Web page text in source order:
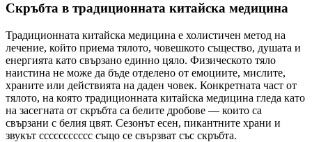
Скръбта в традиционната китайска медицина
Традиционната китайска медицина е холистичен метод на
лечение, който приема тялото, човешкото същество, душата и
енергията като свързано единно цяло. Физическото тяло
наистина не може да бъде отделено от емоциите, мислите,
храните или действията на даден човек. Конкретната част от
тялото, на която традиционната китайска медицина гледа като
на засегната от скръбта са белите дробове — които са
свързани с белия цвят. Сезонът есен, пикантните храни и
звукът ссссссссссс също се свързват със скръбта.